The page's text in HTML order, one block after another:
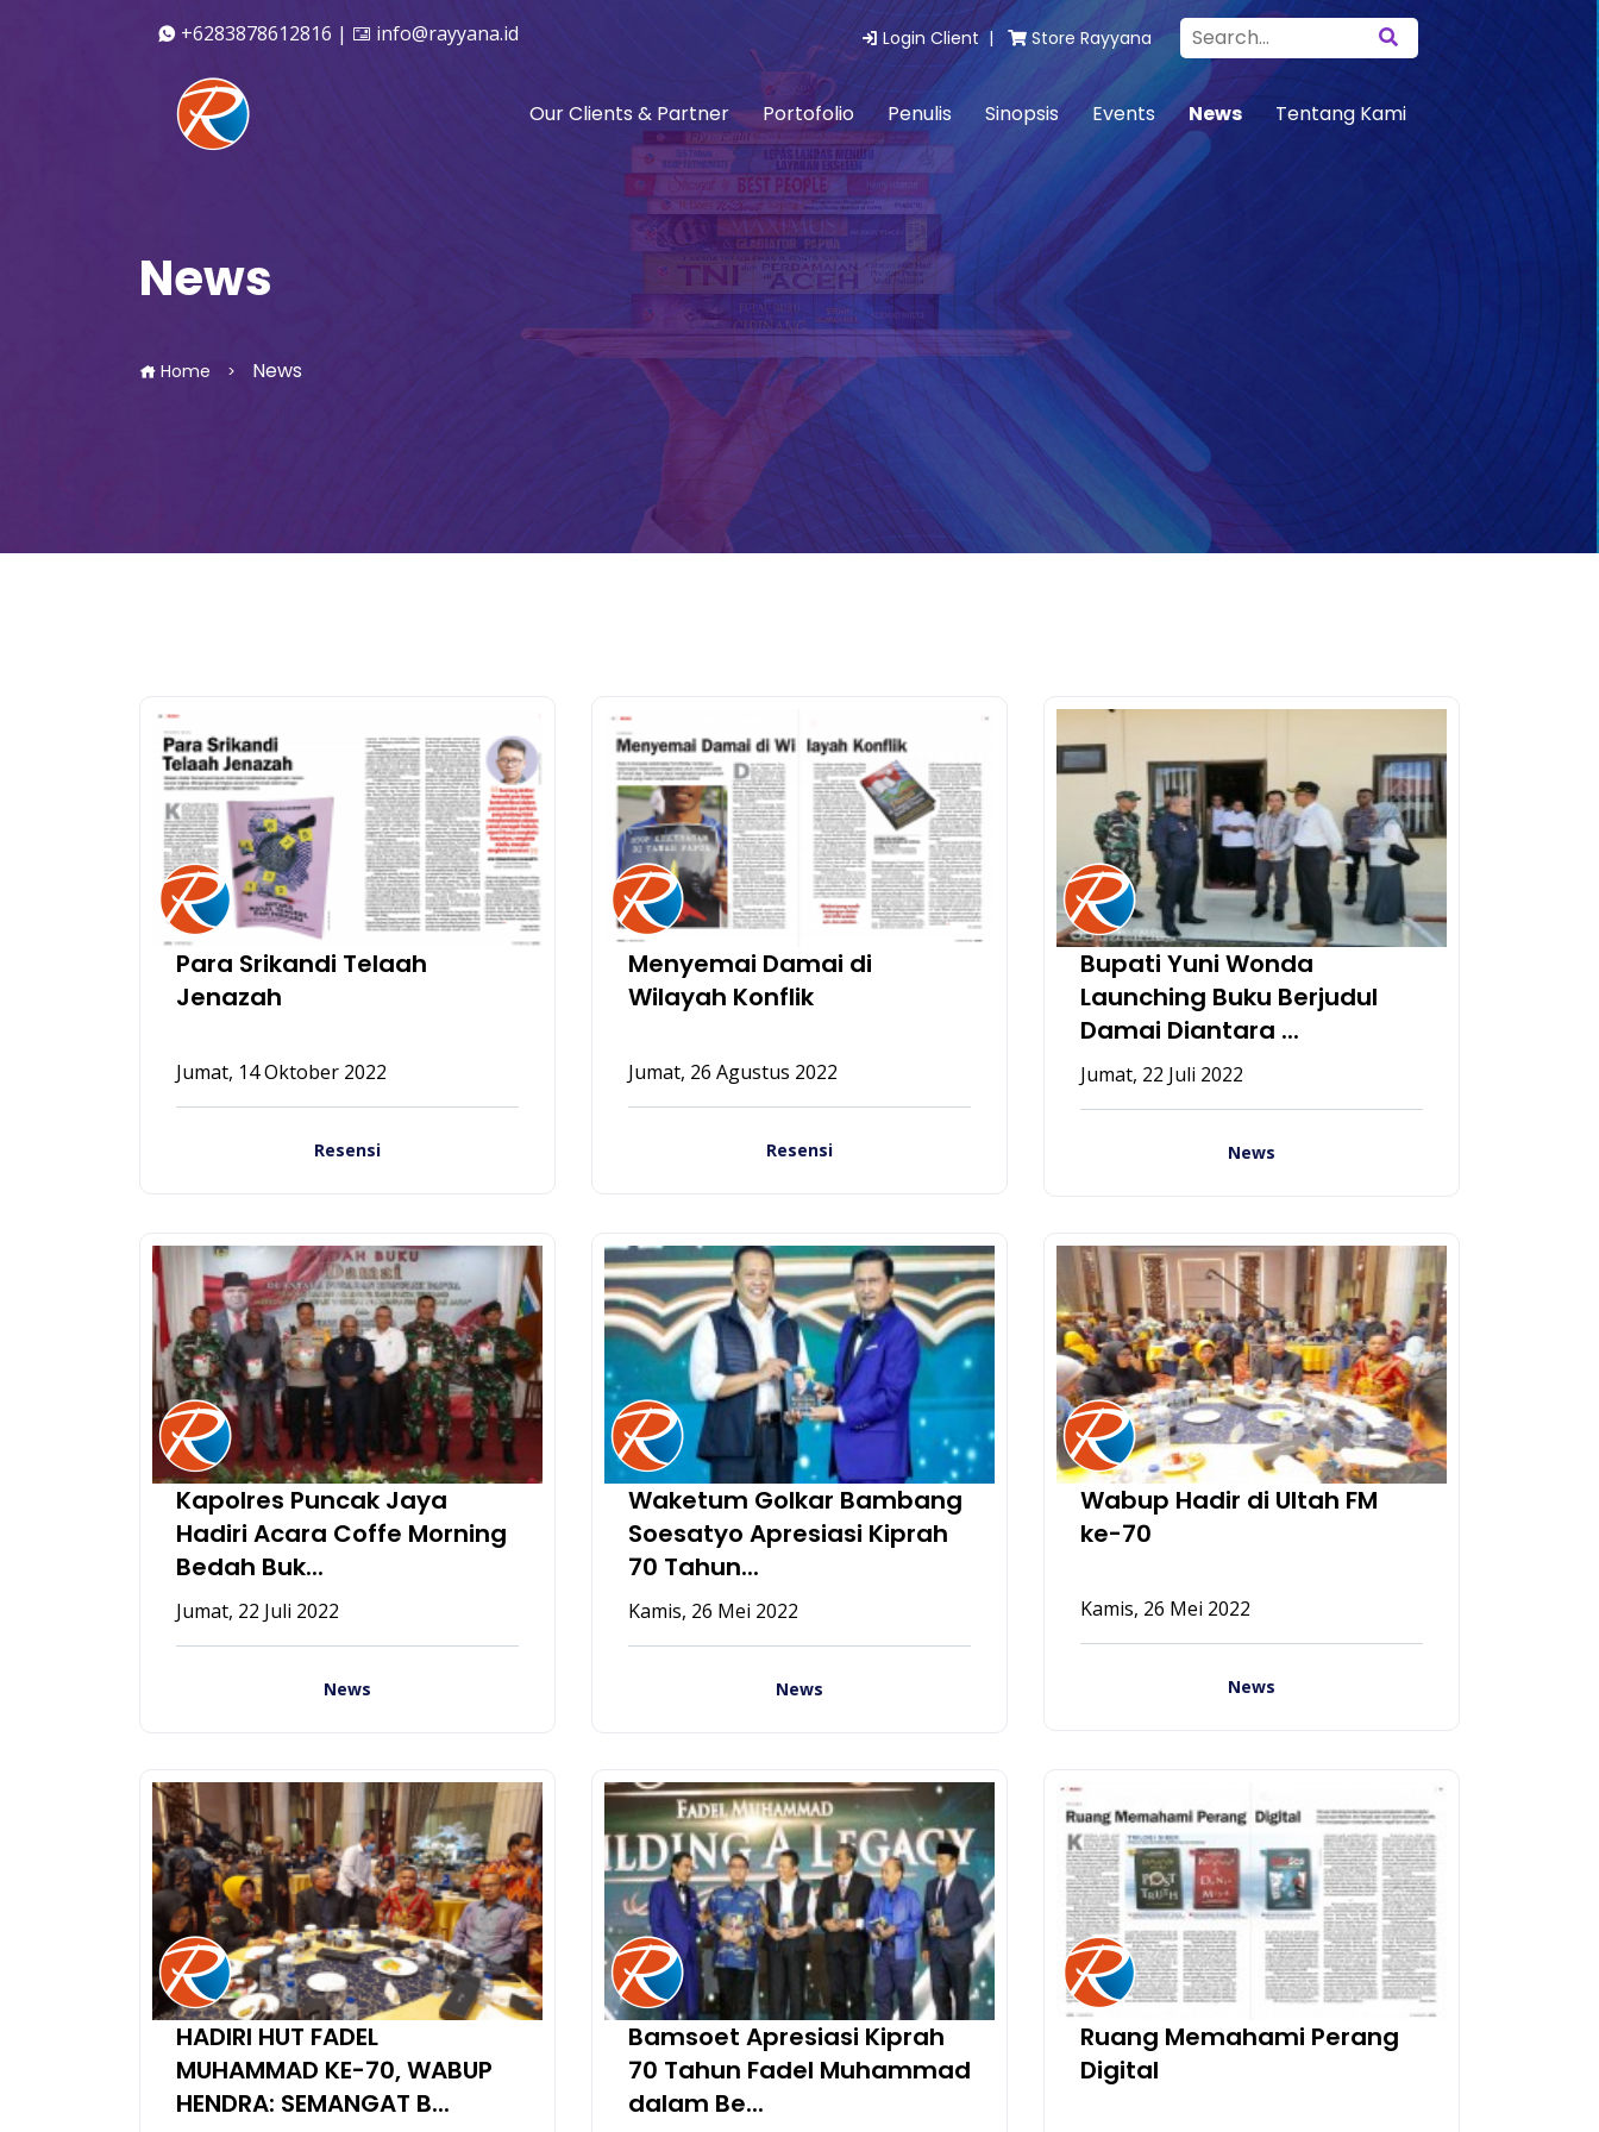
+6283878612816 | info@rayyana.id Login Client | Store Rayyana
Our Clients & Partner Portofolio Penulis Sinopsis Events News Tentang Kami
News
Home > News
Para Srikandi Telaah
Jenazah
Jumat, 14 Oktober 2022
Resensi
Menyemai Damai di
Wilayah Konflik
Jumat, 26 Agustus 2022
Resensi
Bupati Yuni Wonda
Launching Buku Berjudul
Damai Diantara ...
Jumat, 22 Juli 2022
News
Kapolres Puncak Jaya
Hadiri Acara Coffe Morning
Bedah Buk...
Jumat, 22 Juli 2022
News
Waketum Golkar Bambang
Soesatyo Apresiasi Kiprah
70 Tahun...
Kamis, 26 Mei 2022
News
Wabup Hadir di Ultah FM
ke-70
Kamis, 26 Mei 2022
News
HADIRI HUT FADEL
MUHAMMAD KE-70, WABUP
HENDRA: SEMANGAT B...
Bamsoet Apresiasi Kiprah
70 Tahun Fadel Muhammad
dalam Be...
Ruang Memahami Perang
Digital